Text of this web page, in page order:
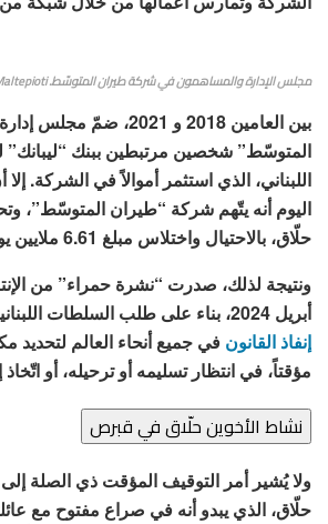
مجلس الإدارة والمساهمون في شركة طيران المتوسّط. Image: MIIR, Konstantina Maltepioti
بين العامين 2018 و 2021،
اللبناني، الذي استثمر أموالاً في الشركة.
اليوم أنه يتّهم شركة “طيران المتوسّط”،
حلّاق، بالاحتيال واختلاس مبلغ 6.61 ملايين يورو.
أبريل 2024، بناء على طلب السلطات اللبنانية، و
إنفاذ القانون في جميع أنحاء العالم
مؤقتاً، في انتظار تسليمه أو ترحيله، أو
نشاط الأخوين حلّاق في قبرص
ولا يُشير أمر التوقيف المؤقت ذي الصلة إلى